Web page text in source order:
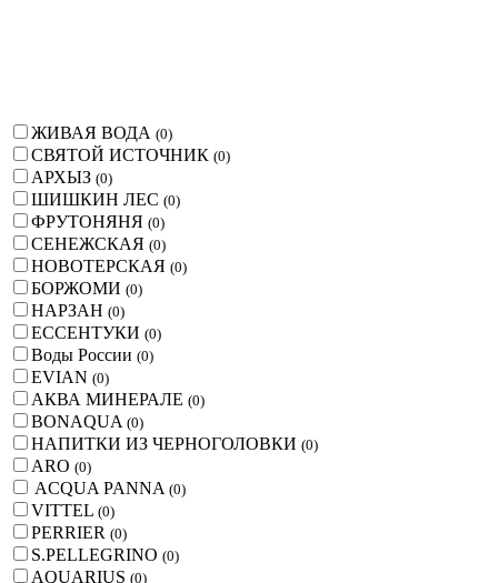
ЖИВАЯ ВОДА (0)
СВЯТОЙ ИСТОЧНИК (0)
АРХЫЗ (0)
ШИШКИН ЛЕС (0)
ФРУТОНЯНЯ (0)
СЕНЕЖСКАЯ (0)
НОВОТЕРСКАЯ (0)
БОРЖОМИ (0)
НАРЗАН (0)
ЕССЕНТУКИ (0)
Воды России (0)
EVIAN (0)
АКВА МИНЕРАЛЕ (0)
BONAQUA (0)
НАПИТКИ ИЗ ЧЕРНОГОЛОВКИ (0)
ARO (0)
ACQUA PANNA (0)
VITTEL (0)
PERRIER (0)
S.PELLEGRINO (0)
AQUARIUS (0)